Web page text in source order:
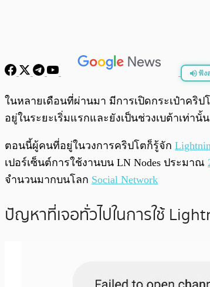
ฟัง
พร้อมเล่น
ในหลายเดือนที่ผ่านมา มีการเปิดกระเป๋าคริ
อยู่ในระยะเริ่มแรกและยังเป็นช่วงเบต้าเท่
ตอนนี้ผู้คนที่อยู่ในวงการคริปโตก็รู้จัก
เปอร์เซ็นต์การใช้งานบน LN Nodes ประมาณ
จำนวนมากบนโลก Social Network
ปัญหาที่เจอทั่วไปในการใช้